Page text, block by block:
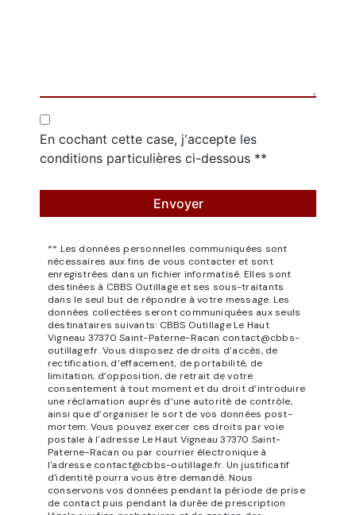
En cochant cette case, j'accepte les
conditions particulières ci-dessous **
Envoyer
** Les données personnelles communiquées sont
nécessaires aux fins de vous contacter et sont
enregistrées dans un fichier informatisé. Elles sont
destinées à CBBS Outillage et ses sous-traitants
dans le seul but de répondre à votre message. Les
données collectées seront communiquées aux seuls
destinataires suivants: CBBS Outillage Le Haut
Vigneau 37370 Saint-Paterne-Racan contact@cbbs-
outillage.fr. Vous disposez de droits d’accès, de
rectification, d’effacement, de portabilité, de
limitation, d’opposition, de retrait de votre
consentement à tout moment et du droit d’introduire
une réclamation auprès d’une autorité de contrôle,
ainsi que d’organiser le sort de vos données post-
mortem. Vous pouvez exercer ces droits par voie
postale à l'adresse Le Haut Vigneau 37370 Saint-
Paterne-Racan ou par courrier électronique à
l'adresse contact@cbbs-outillage.fr. Un justificatif
d'identité pourra vous être demandé. Nous
conservons vos données pendant la période de prise
de contact puis pendant la durée de prescription